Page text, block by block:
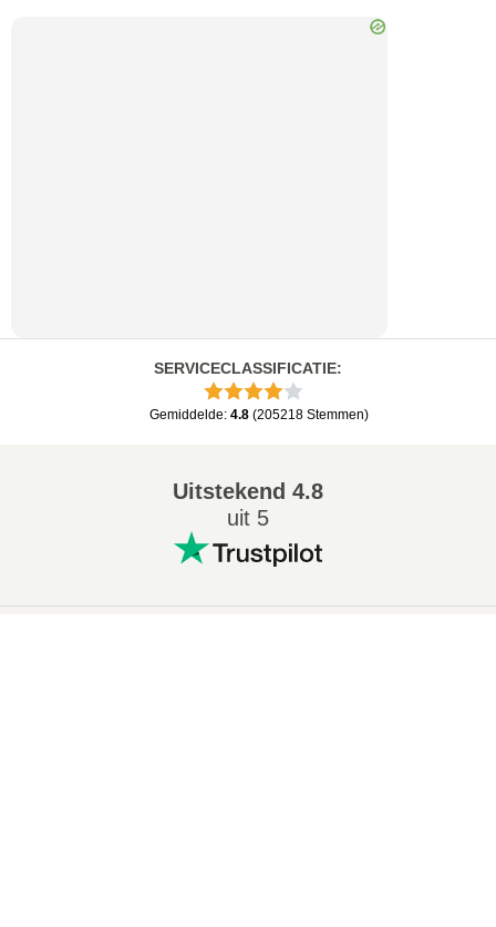
SERVICECLASSIFICATIE:
Gemiddelde: 4.8 (205218 Stemmen)
Uitstekend 4.8
uit 5